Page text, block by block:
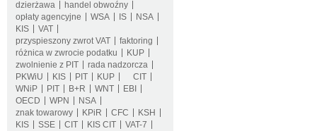
dzierżawa
handel obwoźny
opłaty agencyjne
WSA IS
NSA
KIS
VAT
przyspieszony zwrot VAT
faktoring
różnica w zwrocie podatku
KUP
zwolnienie z PIT
rada nadzorcza
PKWiU
KIS PIT KUP
CIT
WNiP
PIT B+R WNT
EBI
OECD
WPN
NSA
znak towarowy
KPiR CFC
KSH
KIS
SSE CIT KIS CIT
VAT-7